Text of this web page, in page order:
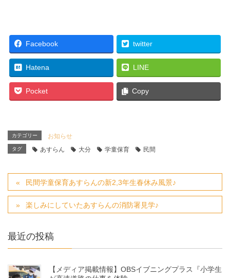
Facebook twitter
Hatena LINE
Pocket Copy
カテゴリー お知らせ
タグ あすらん 大分 学童保育 民間
民間学童保育あすらんの新2,3年生春休み風景♪
楽しみにしていたあすらんの消防署見学♪
最近の投稿
【メディア掲載情報】OBSイブニングプラス『小学生